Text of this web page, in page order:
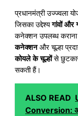
प्रधानमंत्री उज्ज्वला
जिसका उद्देश्यगांवों और
कनेक्शन उपलब्ध
कनेक्शनऔर चूल्हा
कोयले के चूल्होंसे
सकती हैं।
ALSO READ
Conversion: